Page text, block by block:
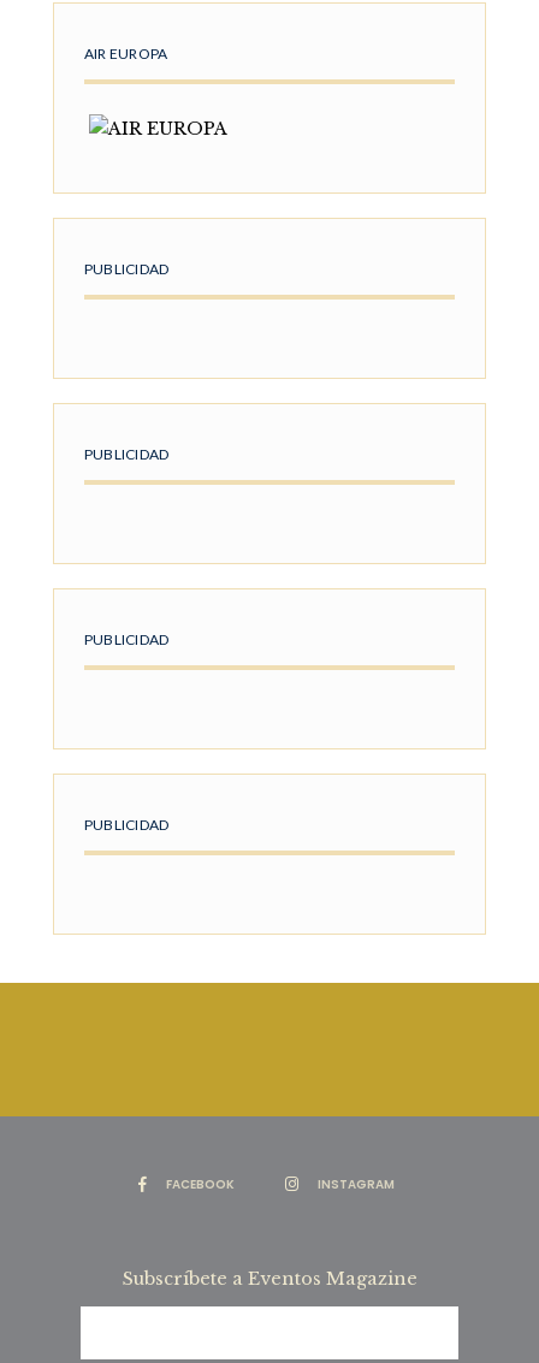
AIR EUROPA
PUBLICIDAD
PUBLICIDAD
PUBLICIDAD
PUBLICIDAD
FACEBOOK INSTAGRAM
Subscríbete a Eventos Magazine